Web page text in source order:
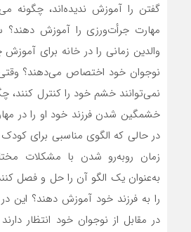
گفتن را آموزش ندیده‌اند، چگونه
مهارت جرأت‌ورزی را آموزش دهند؟
والدین زمانی را در خانه برای
نوجوان خود اختصاص می‌دهند؟ وقتی
نمی‌توانند خشم خود را کنترل کنند،
خشمگین شدن فرزند خود او را در
در حالی که الگوی مناسبی برای کودک
زمان روبه‌رو شدن با مشکلات
به‌عنوان یک الگو آن را حل و فصل
را به فرزند خود آموزش دهند؟ این
در مقابل از نوجوان خود انتظار